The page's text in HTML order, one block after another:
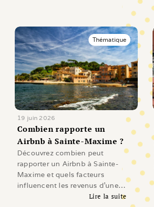
Thématique
19 juin 2026
Combien rapporte un
Airbnb à Sainte-Maxime ?
Découvrez combien peut
rapporter un Airbnb à Sainte-
Maxime et quels facteurs
influencent les revenus d'une
location saisonnière sur le Golfe
Lire la suite